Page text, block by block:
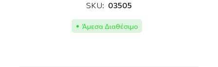
SKU: 03505
Άμεσα Διαθέσιμο